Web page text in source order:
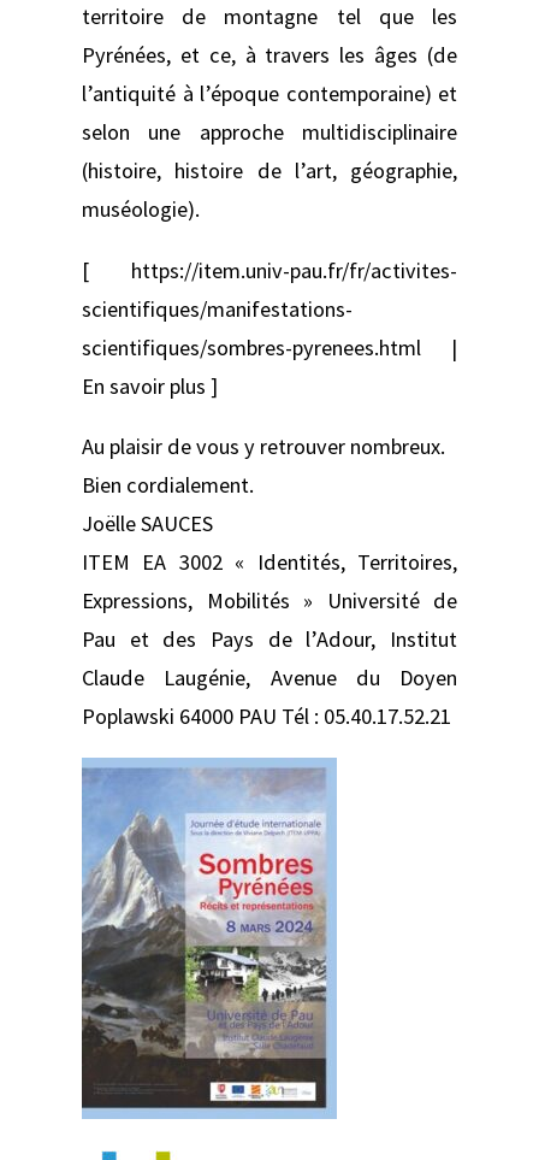
territoire de montagne tel que les
Pyrénées, et ce, à travers les âges (de
l’antiquité à l’époque contemporaine) et
selon une approche multidisciplinaire
(histoire, histoire de l’art, géographie,
muséologie).
[ https://item.univ-pau.fr/fr/activites-
scientifiques/manifestations-
scientifiques/sombres-pyrenees.html |
En savoir plus ]
Au plaisir de vous y retrouver nombreux.
Bien cordialement.
Joëlle SAUCES
ITEM EA 3002 « Identités, Territoires,
Expressions, Mobilités » Université de
Pau et des Pays de l’Adour, Institut
Claude Laugénie, Avenue du Doyen
Poplawski 64000 PAU Tél : 05.40.17.52.21